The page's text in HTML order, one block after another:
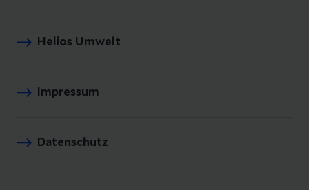
Helios Umwelt
Impressum
Datenschutz